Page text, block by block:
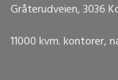
Gråterudveien, 3036
11000 kvm. kontorer,